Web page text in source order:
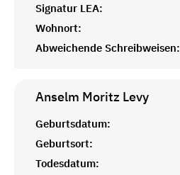
Signatur LEA:
Wohnort:
Abweichende Schreibweisen:
Anselm Moritz Levy
Geburtsdatum:
Geburtsort:
Todesdatum: